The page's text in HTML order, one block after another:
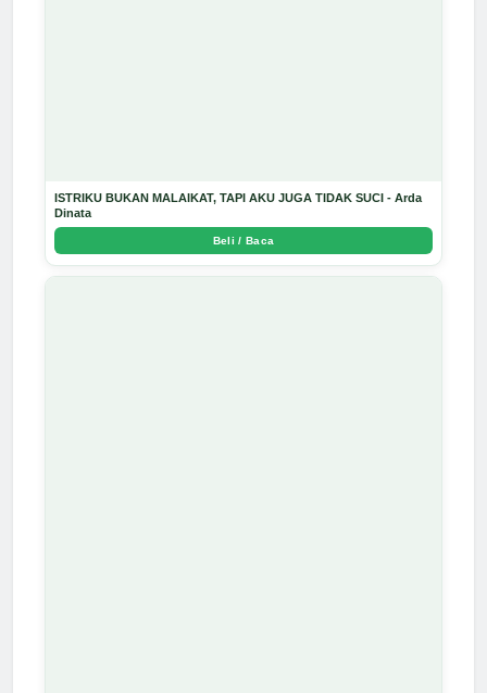
ISTRIKU BUKAN MALAIKAT, TAPI AKU JUGA TIDAK SUCI - Arda
Dinata
Beli / Baca